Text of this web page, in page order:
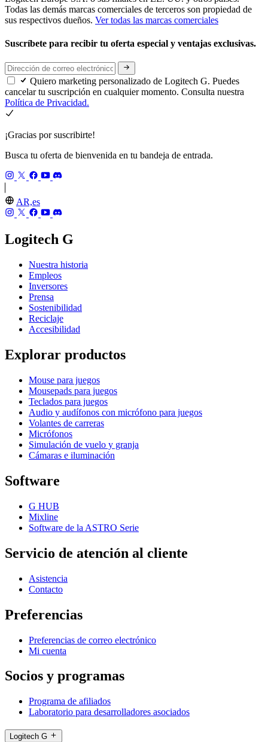
Todas las demás marcas comerciales de terceros son propiedad de
sus respectivos dueños. Ver todas las marcas comerciales
Suscríbete para recibir tu oferta especial y ventajas exclusivas.
Quiero marketing personalizado de Logitech G. Puedes
cancelar tu suscripción en cualquier momento. Consulta nuestra
Política de Privacidad.
¡Gracias por suscribirte!
Busca tu oferta de bienvenida en tu bandeja de entrada.
AR,es
Logitech G
Nuestra historia
Empleos
Inversores
Prensa
Sostenibilidad
Reciclaje
Accesibilidad
Explorar productos
Mouse para juegos
Mousepads para juegos
Teclados para juegos
Audio y audífonos con micrófono para juegos
Volantes de carreras
Micrófonos
Simulación de vuelo y granja
Cámaras e iluminación
Software
G HUB
Mixline
Software de la ASTRO Serie
Servicio de atención al cliente
Asistencia
Contacto
Preferencias
Preferencias de correo electrónico
Mi cuenta
Socios y programas
Programa de afiliados
Laboratorio para desarrolladores asociados
Logitech G